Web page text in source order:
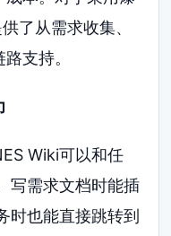
了从需求收集、
支持。
Wiki可以和任
写需求文档时能插
时也能直接跳转到